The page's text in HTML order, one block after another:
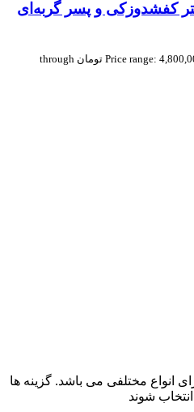
کفشدوزکی و پسر گربه‌ای
Price range: 4,800,000 تومان through
انواع مختلفی می باشد. گزینه ها
شوند